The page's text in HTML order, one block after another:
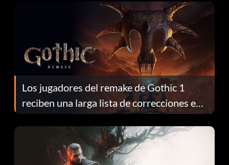
Los jugadores del remake de Gothic 1
reciben una larga lista de correcciones en
el parche 1.0.4